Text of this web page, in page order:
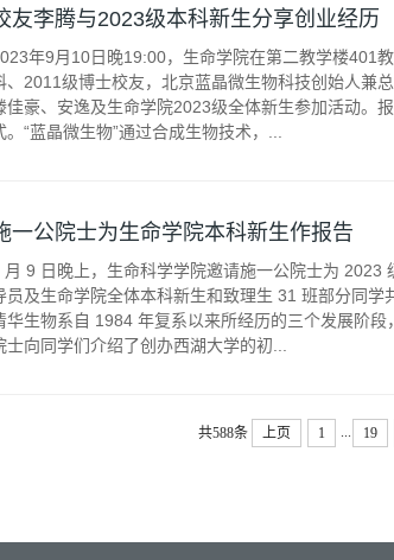
友李腾与2023级本科新生分享创业经历
年9月10日晚19:00，生命学院在第二教学楼401
、2011级博士校友，北京蓝晶微生物科技创始人兼
佳豪、安逸及生命学院2023级全体新生参加活动。
。“蓝晶微生物”通过合成生物技术，...
一公院士为生命学院本科新生作报告
月 9 日晚上，生命科学学院邀请施一公院士为 2023
员及生命学院全体本科新生和致理生 31 班部分同
华生物系自 1984 年复系以来所经历的三个发展阶
士向同学们介绍了创办西湖大学的初...
共588条 上页 1 19